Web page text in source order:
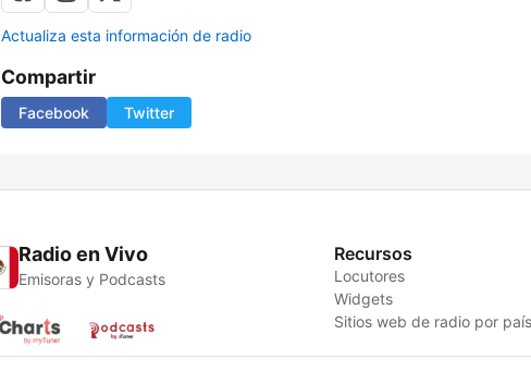
Actualiza esta información de radio
Compartir
Facebook Twitter
Radio en Vivo
Emisoras y Podcasts
Recursos
Locutores
Widgets
Sitios web de radio por país